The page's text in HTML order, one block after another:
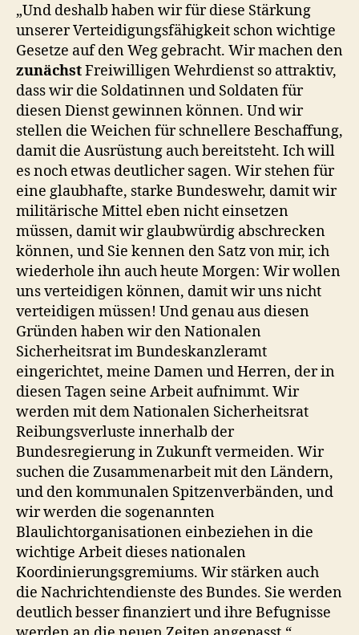
„Und deshalb haben wir für diese Stärkung
unserer Verteidigungsfähigkeit schon wichtige
Gesetze auf den Weg gebracht. Wir machen den
zunächstFreiwilligen Wehrdienst so attraktiv,
dass wir die Soldatinnen und Soldaten für
diesen Dienst gewinnen können. Und wir
stellen die Weichen für schnellere Beschaffung,
damit die Ausrüstung auch bereitsteht. Ich will
es noch etwas deutlicher sagen. Wir stehen für
eine glaubhafte, starke Bundeswehr, damit wir
militärische Mittel eben nicht einsetzen
müssen, damit wir glaubwürdig abschrecken
können, und Sie kennen den Satz von mir, ich
wiederhole ihn auch heute Morgen: Wir wollen
uns verteidigen können, damit wir uns nicht
verteidigen müssen! Und genau aus diesen
Gründen haben wir den Nationalen
Sicherheitsrat im Bundeskanzleramt
eingerichtet, meine Damen und Herren, der in
diesen Tagen seine Arbeit aufnimmt. Wir
werden mit dem Nationalen Sicherheitsrat
Reibungsverluste innerhalb der
Bundesregierung in Zukunft vermeiden. Wir
suchen die Zusammenarbeit mit den Ländern,
und den kommunalen Spitzenverbänden, und
wir werden die sogenannten
Blaulichtorganisationen einbeziehen in die
wichtige Arbeit dieses nationalen
Koordinierungsgremiums. Wir stärken auch
die Nachrichtendienste des Bundes. Sie werden
deutlich besser finanziert und ihre Befugnisse